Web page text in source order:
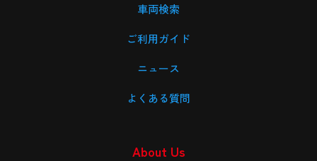
車両検索
ご利用ガイド
ニュース
よくある質問
About Us